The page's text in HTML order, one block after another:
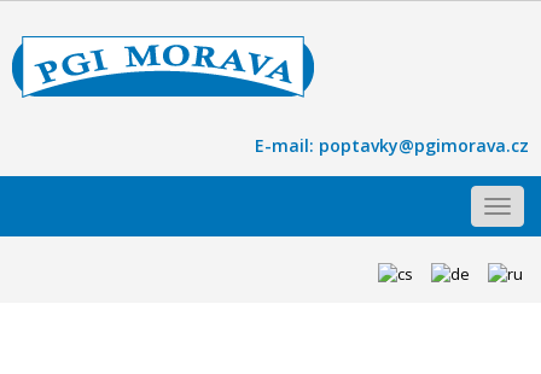
E-mail: poptavky@pgimorava.cz